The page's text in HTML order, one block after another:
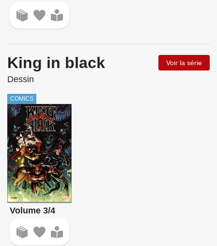
King in black Voir la série
Dessin
COMICS
Volume 3/4